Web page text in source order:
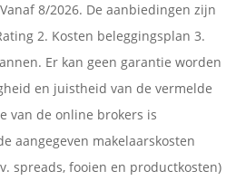
8/2026. De aanbiedingen zijn
2. Kosten beleggingsplan 3.
Er kan geen garantie worden
en juistheid van de vermelde
van de online brokers is
aangegeven makelaarskosten
spreads, fooien en productkosten)